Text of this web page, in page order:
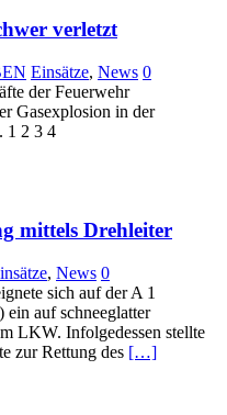
verletzt
Einsätze, News 0
der Feuerwehr
Gasexplosion in der
1 2 3 4
mittels Drehleiter
, News 0
sich auf der A 1
ein auf schneeglatter
LKW. Infolgedessen stellte
zur Rettung des […]